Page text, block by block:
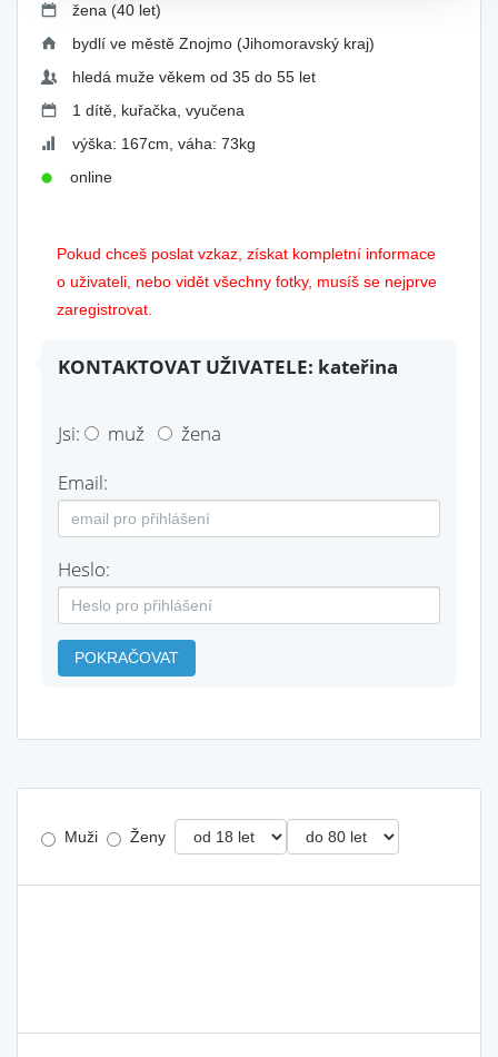
žena (40 let)
bydlí ve městě Znojmo (Jihomoravský kraj)
hledá muže věkem od 35 do 55 let
1 dítě, kuřačka, vyučena
výška: 167cm, váha: 73kg
online
Pokud chceš poslat vzkaz, získat kompletní informace
o uživateli, nebo vidět všechny fotky, musíš se nejprve
zaregistrovat.
KONTAKTOVAT UŽIVATELE: kateřina
Jsi: muž
žena
Email:
Heslo:
POKRAČOVAT
Muži Ženy